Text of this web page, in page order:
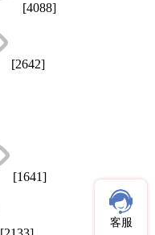
[4088]
[2642]
[1641]
客服